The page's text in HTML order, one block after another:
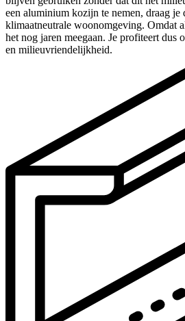
een aluminium kozijn te nemen, draag je
klimaatneutrale woonomgeving. Omdat
het nog jaren meegaan. Je profiteert dus
en milieuvriendelijkheid.